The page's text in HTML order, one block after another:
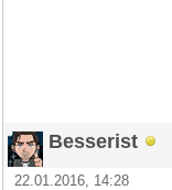
Besserist
22.01.2016, 14:28